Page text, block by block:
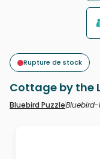
Rupture de stock
Cottage by the
Bluebird PuzzleBluebird-